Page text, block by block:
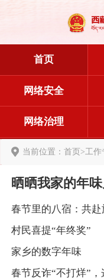
首页
网络安全
网络治理
当前位置： 首页>工作
晒晒我家的年
村民喜提“年终奖”
家乡的数字年味